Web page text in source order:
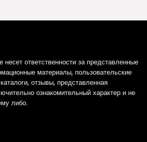
несет ответственности за представленные
материалы, пользовательские
отзывы, представленная
ознакомительный характер и не
либо.